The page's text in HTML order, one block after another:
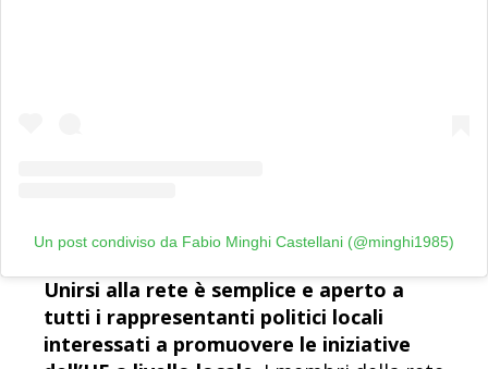
Un post condiviso da Fabio Minghi Castellani (@minghi1985)
Unirsi alla rete è semplice e aperto a
tutti i rappresentanti politici locali
interessati a promuovere le iniziative